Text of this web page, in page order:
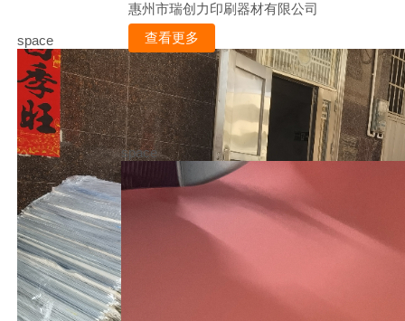
space
惠州市瑞创力印刷器材有限公司
查看更多
space